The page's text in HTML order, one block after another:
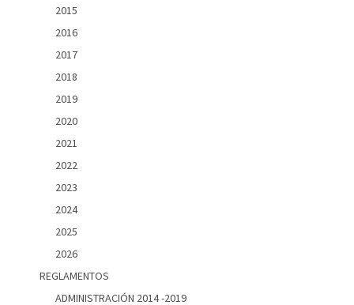
2015
2016
2017
2018
2019
2020
2021
2022
2023
2024
2025
2026
REGLAMENTOS
ADMINISTRACIÓN 2014 -2019